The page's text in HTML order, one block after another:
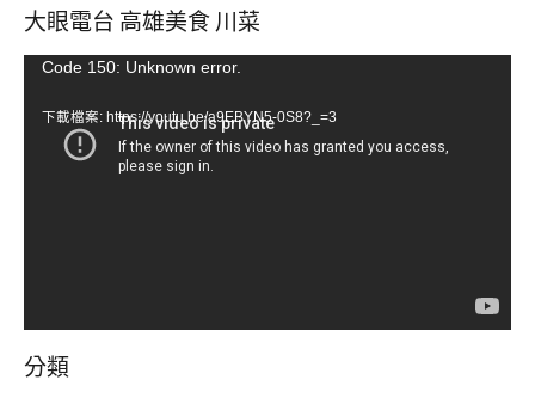
大眼電台 高雄美食 川菜
視Code 150: Unknown error.
下載檔案: https://youtu.be/a9EBYN5-0S8?_=3
分類